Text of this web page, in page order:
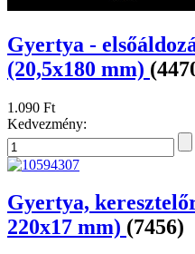
Gyertya -
(20,5x180 mm)
1.090 Ft
Kedvezmény:
Gyertya,
220x17 mm) (7456)